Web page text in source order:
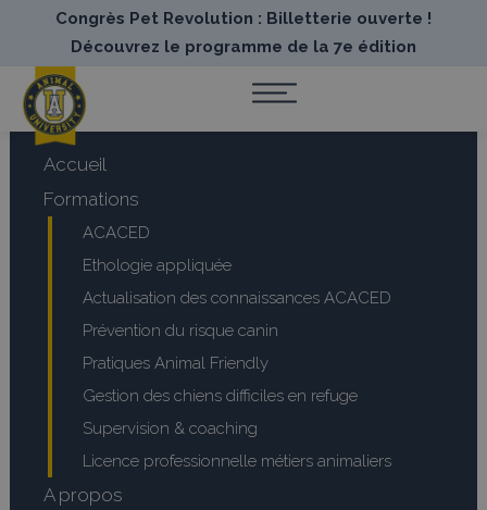
Congrès Pet Revolution : Billetterie ouverte !
Découvrez le programme de la 7e édition
Accueil
Formations
ACACED
Ethologie appliquée
Actualisation des connaissances ACACED
Prévention du risque canin
Pratiques Animal Friendly
Gestion des chiens difficiles en refuge
Supervision & coaching
Licence professionnelle métiers animaliers
A propos